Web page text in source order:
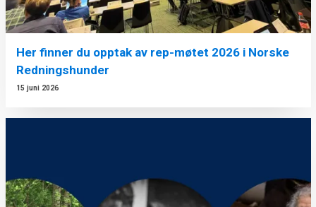
Her finner du opptak av rep-møtet 2026 i Norske
Redningshunder
15 juni 2026